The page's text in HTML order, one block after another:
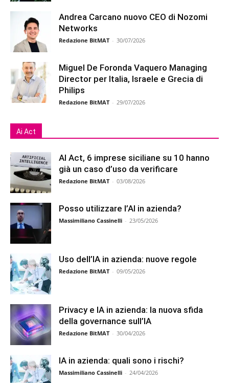
Andrea Carcano nuovo CEO di Nozomi
Networks
Redazione BitMAT - 30/07/2026
Miguel De Foronda Vaquero Managing
Director per Italia, Israele e Grecia di
Philips
Redazione BitMAT - 29/07/2026
Ai Act
AI Act, 6 imprese siciliane su 10 hanno
già un caso d’uso da verificare
Redazione BitMAT - 03/08/2026
Posso utilizzare l’AI in azienda?
Massimiliano Cassinelli - 23/05/2026
Uso dell’IA in azienda: nuove regole
Redazione BitMAT - 09/05/2026
Privacy e IA in azienda: la nuova sfida
della governance sull’IA
Redazione BitMAT - 30/04/2026
IA in azienda: quali sono i rischi?
Massimiliano Cassinelli - 24/04/2026